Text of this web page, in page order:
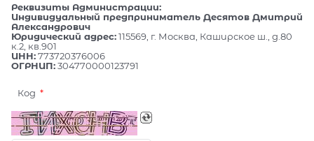
Реквизиты Администрации:
Индивидуальный предприниматель Десятов Дмитрий
Александрович
Юридический адрес:115569, г. Москва, Каширское ш., д.80
к.2, кв.901
ИНН:773720376006
ОГРНИП:304770000123791
Код